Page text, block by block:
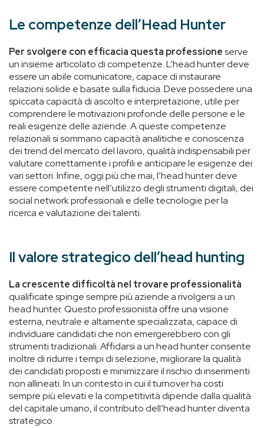
Le competenze dell’Head Hunter
Per svolgere con efficacia questa professioneserve
un insieme articolato di competenze. L’head hunter deve
essere un abile comunicatore, capace di instaurare
relazioni solide e basate sulla fiducia. Deve possedere una
spiccata capacità di ascolto e interpretazione, utile per
comprendere le motivazioni profonde delle persone e le
reali esigenze delle aziende. A queste competenze
relazionali si sommano capacità analitiche e conoscenza
dei trend del mercato del lavoro, qualità indispensabili per
valutare correttamente i profili e anticipare le esigenze dei
vari settori. Infine, oggi più che mai, l’head hunter deve
essere competente nell’utilizzo degli strumenti digitali, dei
social network professionali e delle tecnologie per la
ricerca e valutazione dei talenti.
Il valore strategico dell’head hunting
La crescente difficoltà nel trovare professionalità
qualificate spinge sempre più aziende a rivolgersi a un
head hunter. Questo professionista offre una visione
esterna, neutrale e altamente specializzata, capace di
individuare candidati che non emergerebbero con gli
strumenti tradizionali. Affidarsi a un head hunter consente
inoltre di ridurre i tempi di selezione, migliorare la qualità
dei candidati proposti e minimizzare il rischio di inserimenti
non allineati. In un contesto in cui il turnover ha costi
sempre più elevati e la competitività dipende dalla qualità
del capitale umano, il contributo dell’head hunter diventa
strategico.